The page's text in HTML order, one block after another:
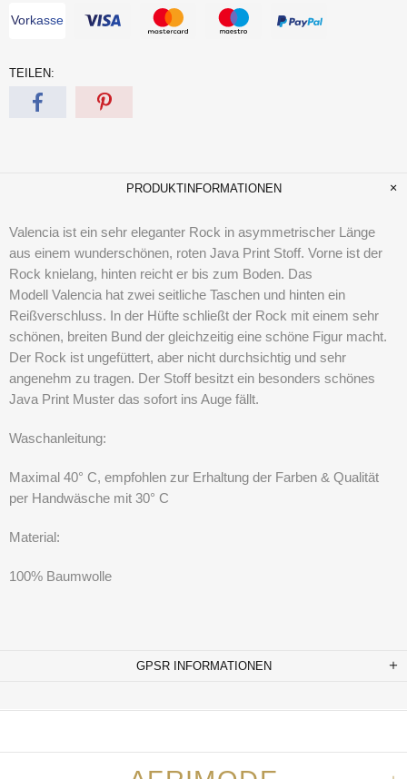
Vorkasse
TEILEN:
PRODUKTINFORMATIONEN
Valencia ist ein sehr eleganter Rock in asymmetrischer Länge
aus einem wunderschönen, roten Java Print Stoff. Vorne ist der
Rock knielang, hinten reicht er bis zum Boden. Das
Modell Valencia hat zwei seitliche Taschen und hinten ein
Reißverschluss. In der Hüfte schließt der Rock mit einem sehr
schönen, breiten Bund der gleichzeitig eine schöne Figur macht.
Der Rock ist ungefüttert, aber nicht durchsichtig und sehr
angenehm zu tragen. Der Stoff besitzt ein besonders schönes
Java Print Muster das sofort ins Auge fällt.
Waschanleitung:
Maximal 40° C, empfohlen zur Erhaltung der Farben & Qualität
per Handwäsche mit 30° C
Material:
100% Baumwolle
GPSR INFORMATIONEN